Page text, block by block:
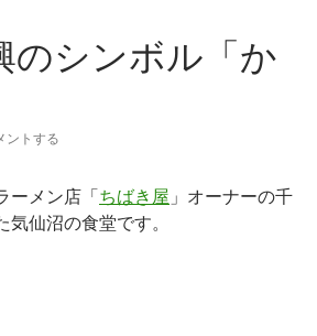
のシンボル「か
ントする
ーメン店「ちばき屋 」オーナーの千
仙沼の食堂です。